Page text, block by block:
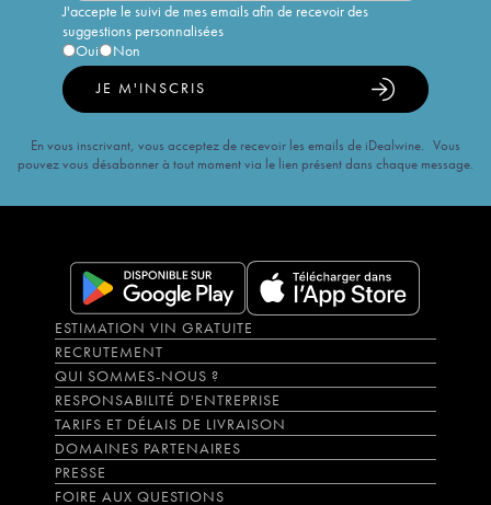
J'accepte le suivi de mes emails afin de recevoir des
suggestions personnalisées
Oui
Non
JE M'INSCRIS
En vous inscrivant, vous acceptez de recevoir les emails de iDealwine. Vous
pouvez vous désabonner à tout moment via le lien présent dans chaque message.
ESTIMATION VIN GRATUITE
RECRUTEMENT
QUI SOMMES-NOUS ?
RESPONSABILITÉ D'ENTREPRISE
TARIFS ET DÉLAIS DE LIVRAISON
DOMAINES PARTENAIRES
PRESSE
FOIRE AUX QUESTIONS